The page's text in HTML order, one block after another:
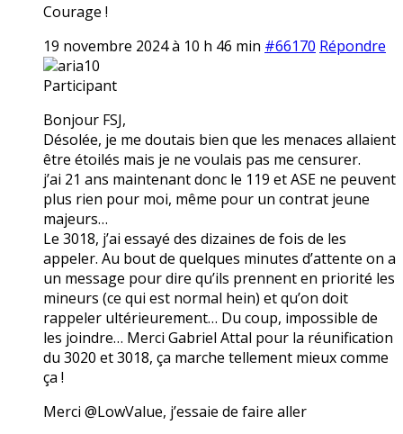
Courage !
19 novembre 2024 à 10 h 46 min #66170 Répondre
aria10
Participant
Bonjour FSJ,
Désolée, je me doutais bien que les menaces allaient
être étoilés mais je ne voulais pas me censurer.
j’ai 21 ans maintenant donc le 119 et ASE ne peuvent
plus rien pour moi, même pour un contrat jeune
majeurs…
Le 3018, j’ai essayé des dizaines de fois de les
appeler. Au bout de quelques minutes d’attente on a
un message pour dire qu’ils prennent en priorité les
mineurs (ce qui est normal hein) et qu’on doit
rappeler ultérieurement… Du coup, impossible de
les joindre… Merci Gabriel Attal pour la réunification
du 3020 et 3018, ça marche tellement mieux comme
ça !
Merci @LowValue, j’essaie de faire aller